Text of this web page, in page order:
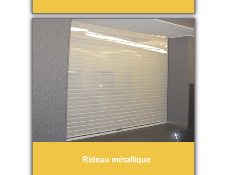
Rideau métallique